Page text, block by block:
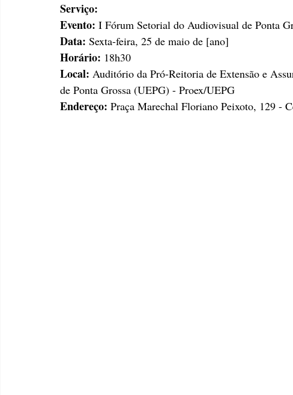
Serviço:
Evento: I Fórum Setorial do Audiovisual de Ponta
Data: Sexta-feira, 25 de maio de [ano]
Horário: 18h30
Local: Auditório da Pró-Reitoria de Extensão e
de Ponta Grossa (UEPG) - Proex/UEPG
Endereço: Praça Marechal Floriano Peixoto, 129 -